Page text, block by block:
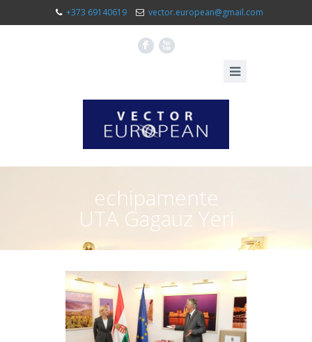
+373 69140619 vector.european@gmail.com
F X
echipamente
UTA Gagauz Yeri